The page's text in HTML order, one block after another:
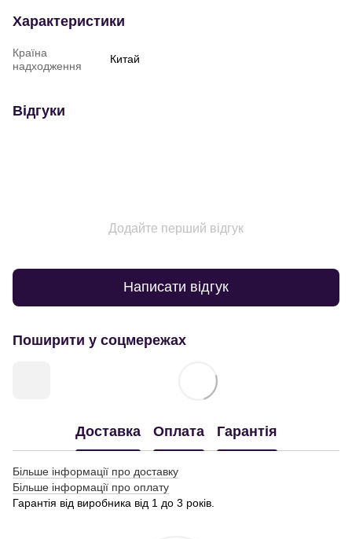
Характеристики
Країна
надходження
Китай
Відгуки
Додайте перший відгук
Написати відгук
Поширити у соцмережах
Доставка Оплата Гарантія
Більше інформації про доставку
Більше інформації про оплату
Гарантія від виробника від 1 до 3 років.